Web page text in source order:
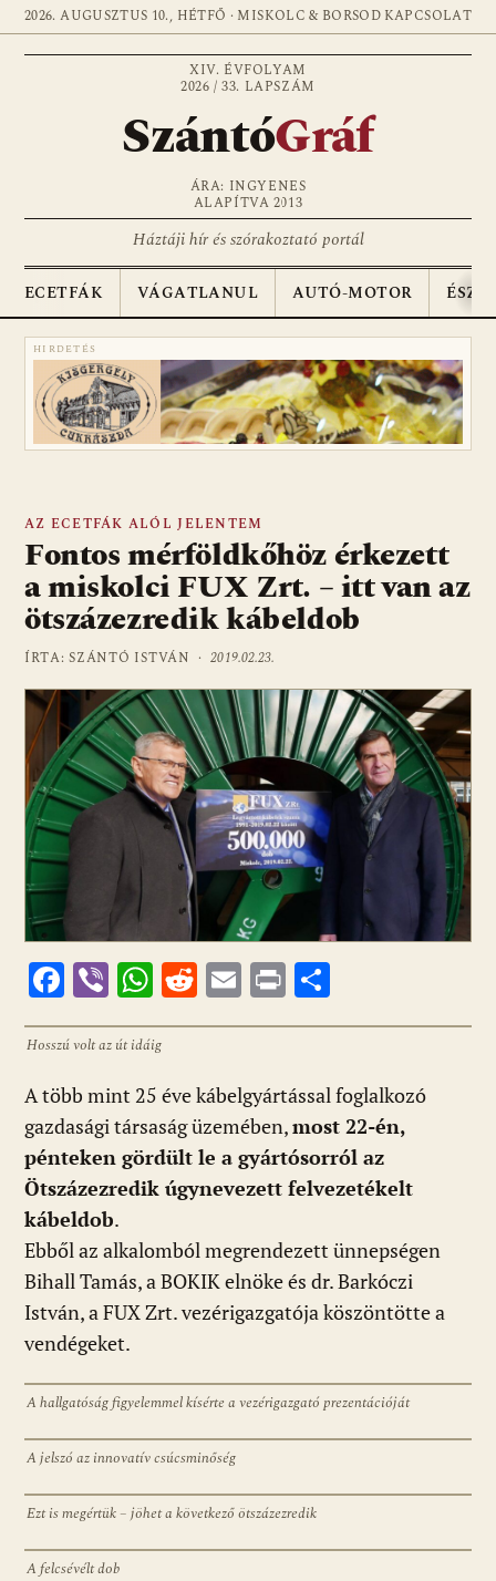
2026. AUGUSZTUS 10., HÉTFŐ · MISKOLC & BORSOD KAPCSOLAT
XIV. ÉVFOLYAM
2026 / 33. LAPSZÁM
SzántóGráf
ÁRA: INGYENES
ALAPÍTVA 2013
Háztáji hír és szórakoztató portál
ECETFÁK VÁGATLANUL AUTÓ-MOTOR
HIRDETÉS
AZ ECETFÁK ALÓL JELENTEM
Fontos mérföldkőhöz érkezett
a miskolci FUX Zrt. – itt van az
ötszázezredik kábeldob
ÍRTA: SZÁNTÓ ISTVÁN ·2019.02.23.
F
ac
e
b
o
o
k
Vi
b
er
W
h
at
s
A
p
p
R
e
di
t
E
m
l
Pr
in ss
m
e
g
Hosszú volt az út idáig
A több mint 25 éve kábelgyártással foglalkozó
gazdasági társaság üzemében,most 22-én,
pénteken gördült le a gyártósorról az
Ötszázezredik úgynevezett felvezetékelt
kábeldob.
Ebből az alkalomból megrendezett ünnepségen
Bihall Tamás, a BOKIK elnöke és dr. Barkóczi
István, a FUX Zrt. vezérigazgatója köszöntötte a
vendégeket.
A hallgatóság figyelemmel kísérte a vezérigazgató prezentációját
A jelszó az innovatív csúcsminőség
Ezt is megértük – jöhet a következő ötszázezredik
A felcsévélt dob